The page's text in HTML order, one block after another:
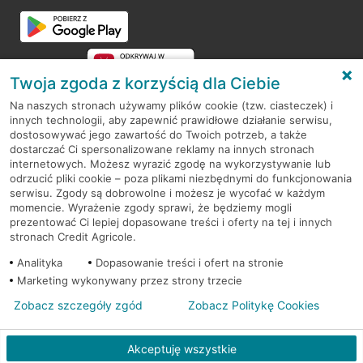
RODO
Regulamin serwisu
Mapa serwisu
PolitykaCookies
© 2026 Credit Agricole Bank Polska S.A. Wszelkie prawa zastrzeżone
Twoja zgoda z korzyścią dla Ciebie
Na naszych stronach używamy plików cookie (tzw. ciasteczek) i
innych technologii, aby zapewnić prawidłowe działanie serwisu,
dostosowywać jego zawartość do Twoich potrzeb, a także
dostarczać Ci spersonalizowane reklamy na innych stronach
internetowych. Możesz wyrazić zgodę na wykorzystywanie lub
odrzucić pliki cookie – poza plikami niezbędnymi do funkcjonowania
serwisu. Zgody są dobrowolne i możesz je wycofać w każdym
momencie. Wyrażenie zgody sprawi, że będziemy mogli
prezentować Ci lepiej dopasowane treści i oferty na tej i innych
stronach Credit Agricole.
Analityka
Dopasowanie treści i ofert na stronie
Marketing wykonywany przez strony trzecie
Akceptuję wszystkie
Zobacz szczegóły zgód Zobacz Politykę Cookies